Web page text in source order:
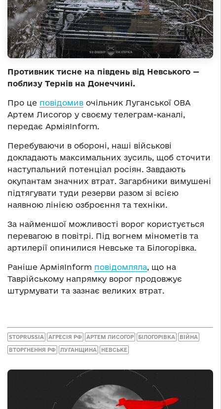
Противник тисне на південь від Невського —
поблизу Тернів на Донеччині.
Про це повідомив очільник Луганської ОВА
Артем Лисогор у своєму телеграм-каналі,
передає АрміяInform.
Перебуваючи в обороні, наші військові
докладають максимальних зусиль, щоб сточити
наступальний потенціал росіян. Завдають
окупантам значних втрат. Загарбники вимушені
підтягувати туди резерви разом зі всією
наявною лінією озброєння та техніки.
За найменшої можливості ворог користується
перевагою в повітрі. Під вогнем мінометів та
артилерії опинилися Невське та Білогорівка.
Раніше АрміяInform повідомляла, що на
Таврійському напрямку ворог продовжує
штурмувати та зазнає великих втрат.
STOPRUSSIA АГРЕСІЯ РФ АРТЕМ ЛИСОГОР БІЛОГОРІВКА ВІЙНА
ВТОРГНЕННЯ РФ ЛУГАНЩИНА НЕВСЬКЕ